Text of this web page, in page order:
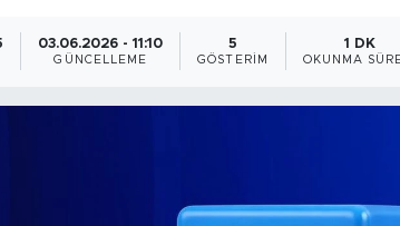
03.06.2026 - 11:10
GÜNCELLEME
5
GÖSTERIM
1 DK
OKUNMA